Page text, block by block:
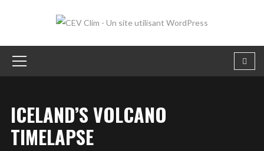
ICELAND’S VOLCANO
TIMELAPSE